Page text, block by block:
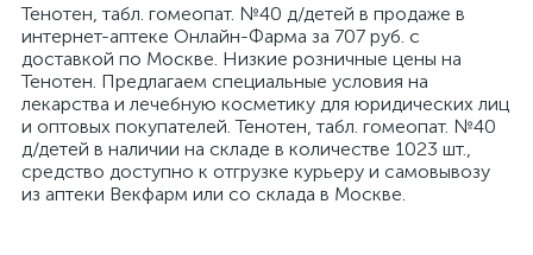
Тенотен, табл. гомеопат. №40 д/детей в продаже в
интернет-аптеке Онлайн-Фарма за 707 руб. с
доставкой по Москве. Низкие розничные цены на
Тенотен. Предлагаем специальные условия на
лекарства и лечебную косметику для юридических лиц
и оптовых покупателей. Тенотен, табл. гомеопат. №40
д/детей в наличии на складе в количестве 1023 шт.,
средство доступно к отгрузке курьеру и самовывозу
из аптеки Векфарм или со склада в Москве.